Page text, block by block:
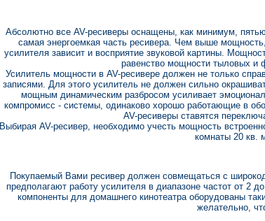
Абсолютно все AV-ресиверы оснащены, как минимум,
самая энергоемкая часть ресивера. Чем выше
усилителя зависит и восприятие звуковой картины.
равенство мощности тыловых и
Усилитель мощности в AV-ресивере должен не только
записями. Для этого усилитель не должен сильно
мощным динамическим разбросом усиливает
компромисс - системы, одинаково хорошо работающие в
AV-ресиверы ставятся
Выбирая AV-ресивер, необходимо учесть мощность
комнаты 20 кв.
Покупаемый Вами ресивер должен совмещаться с
предполагают работу усилителя в диапазоне частот от
компоненты для домашнего кинотеатра оборудованы
желательно,